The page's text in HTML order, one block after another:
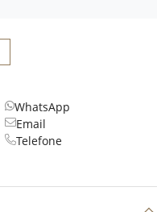
WhatsApp
Email
Telefone